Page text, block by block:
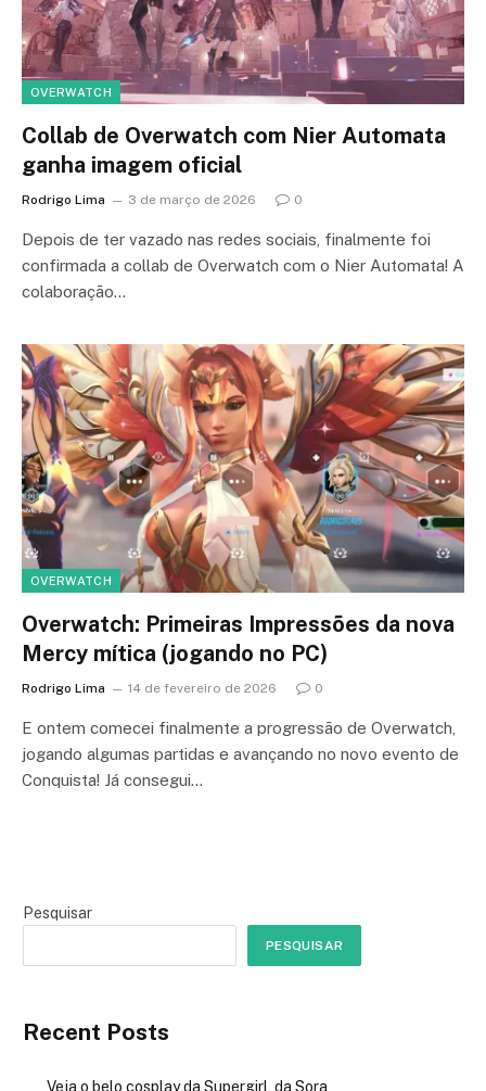
OVERWATCH
Collab de Overwatch com Nier Automata
ganha imagem oficial
Rodrigo Lima 3 de março de 2026 0
Depois de ter vazado nas redes sociais, finalmente foi
confirmada a collab de Overwatch com o Nier Automata! A
colaboração…
OVERWATCH
Overwatch: Primeiras Impressões da nova
Mercy mítica (jogando no PC)
Rodrigo Lima 14 de fevereiro de 2026 0
E ontem comecei finalmente a progressão de Overwatch,
jogando algumas partidas e avançando no novo evento de
Conquista! Já consegui…
Pesquisar
PESQUISAR
Recent Posts
Veja o belo cosplay da Supergirl, da Sora